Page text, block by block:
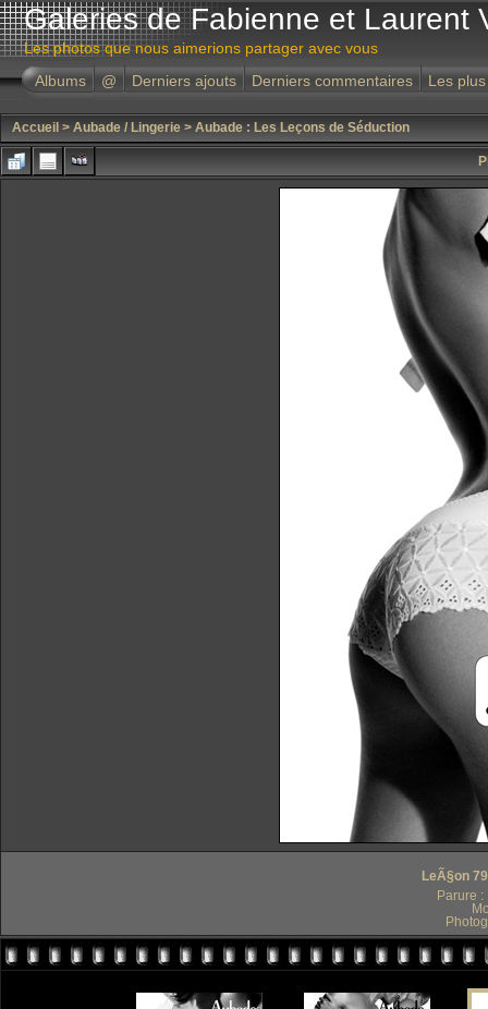
Galeries de Fabienne et Laurent
Les photos que nous aimerions partager avec vous
Albums
@ Derniers ajouts Derniers commentaires Les
Accueil > Aubade / Lingerie > Aubade : Les Leçons de Séduction
LeÃ§on
Parure :